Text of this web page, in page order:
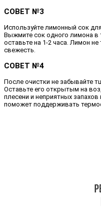
СОВЕТ №3
Используйте лимонный сок
Выжмите сок одного лимона в
оставьте на 1-2 часа. Лимон
свежесть.
СОВЕТ №4
После очистки не забывайте
Оставьте его открытым на
плесени и неприятных
поможет поддерживать